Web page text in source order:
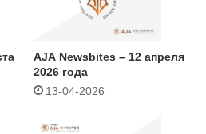
AJA Newsbites – 12 апреля
2026 года
13-04-2026